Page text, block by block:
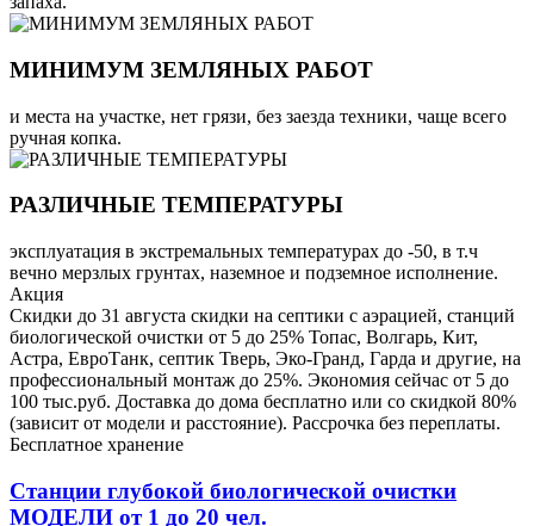
МИНИМУМ ЗЕМЛЯНЫХ РАБОТ
и места на участке, нет грязи, без заезда техники, чаще всего
ручная копка.
РАЗЛИЧНЫЕ ТЕМПЕРАТУРЫ
эксплуатация в экстремальных температурах до -50, в т.ч
вечно мерзлых грунтах, наземное и подземное исполнение.
Акция
Скидки до 31 августа скидки на септики с аэрацией, станций
биологической очистки от 5 до 25% Топас, Волгарь, Кит,
Астра, ЕвроТанк, септик Тверь, Эко-Гранд, Гарда и другие, на
профессиональный монтаж до 25%. Экономия сейчас от 5 до
100 тыс.руб. Доставка до дома бесплатно или со скидкой 80%
(зависит от модели и расстояние). Рассрочка без переплаты.
Бесплатное хранение
Станции глубокой биологической очистки
МОДЕЛИ от 1 до 20 чел.